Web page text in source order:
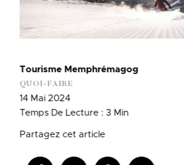
Tourisme Memphrémagog
QUOI-FAIRE
14 Mai 2024
Temps De Lecture : 3 Min
Partagez cet article